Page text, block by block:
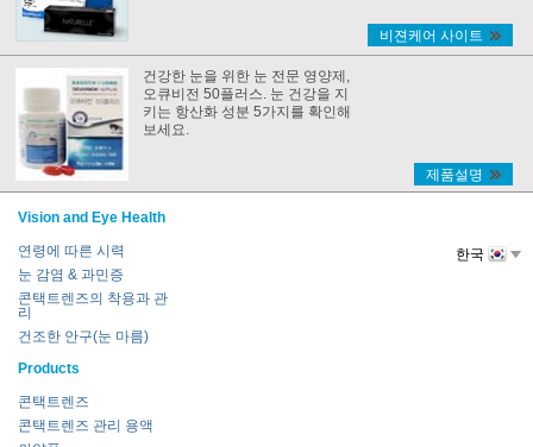
비젼케어 사이트
건강한 눈을 위한 눈 전문 영양제,
오큐비전 50플러스. 눈 건강을 지
키는 항산화 성분 5가지를 확인해
보세요.
제품설명
Vision and Eye Health
연령에 따른 시력
눈 감염 & 과민증
콘택트렌즈의 착용과 관
리
건조한 안구(눈 마름)
Products
콘택트렌즈
콘택트렌즈 관리 용액
한국